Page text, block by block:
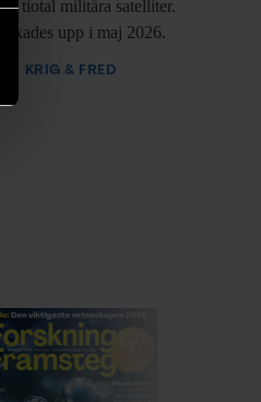
tiotal militära satelliter.
upp i maj 2026.
KRIG & FRED